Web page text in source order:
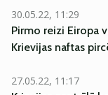
30.05.22, 11:29
Pirmo reizi Eiropa
Krievijas naftas
27.05.22, 11:17